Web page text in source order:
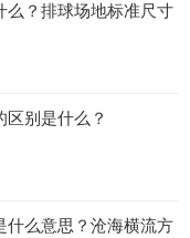
么？排球场地标准尺寸
别是什么？
什么意思？沧海横流方